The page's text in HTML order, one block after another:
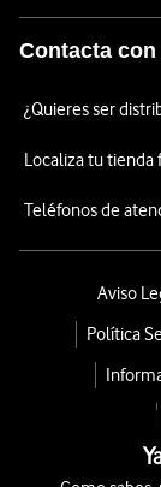
Contacta
¿Quieres ser
Localiza tu tienda
Teléfonos de
Aviso
Política